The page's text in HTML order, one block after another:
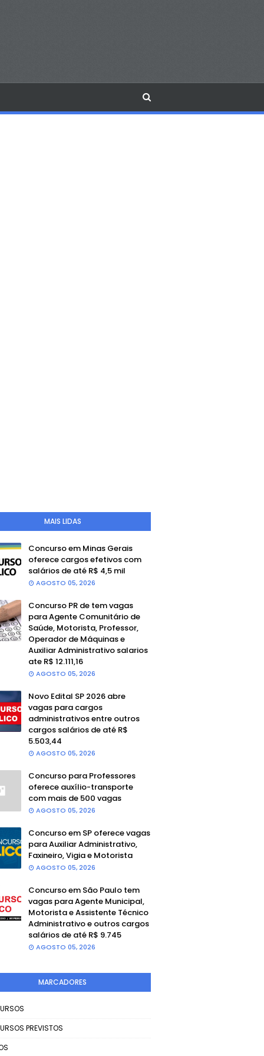
MAIS LIDAS
Concurso em Minas Gerais
oferece cargos efetivos com
salários de até R$ 4,5 mil
AGOSTO 05, 2026
Concurso PR de tem vagas
para Agente Comunitário de
Saúde, Motorista, Professor,
Operador de Máquinas e
Auxiliar Administrativo salarios
ate R$ 12.111,16
AGOSTO 05, 2026
Novo Edital SP 2026 abre
vagas para cargos
administrativos entre outros
cargos salários de até R$
5.503,44
AGOSTO 05, 2026
Concurso para Professores
oferece auxílio-transporte
com mais de 500 vagas
AGOSTO 05, 2026
Concurso em SP oferece vagas
para Auxiliar Administrativo,
Faxineiro, Vigia e Motorista
AGOSTO 05, 2026
Concurso em São Paulo tem
vagas para Agente Municipal,
Motorista e Assistente Técnico
Administrativo e outros cargos
salários de até R$ 9.745
AGOSTO 05, 2026
MARCADORES
PREVISTOS